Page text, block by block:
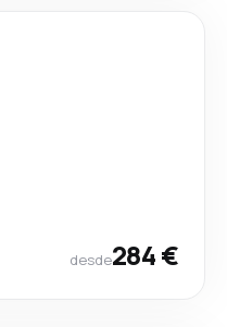
desde284 €